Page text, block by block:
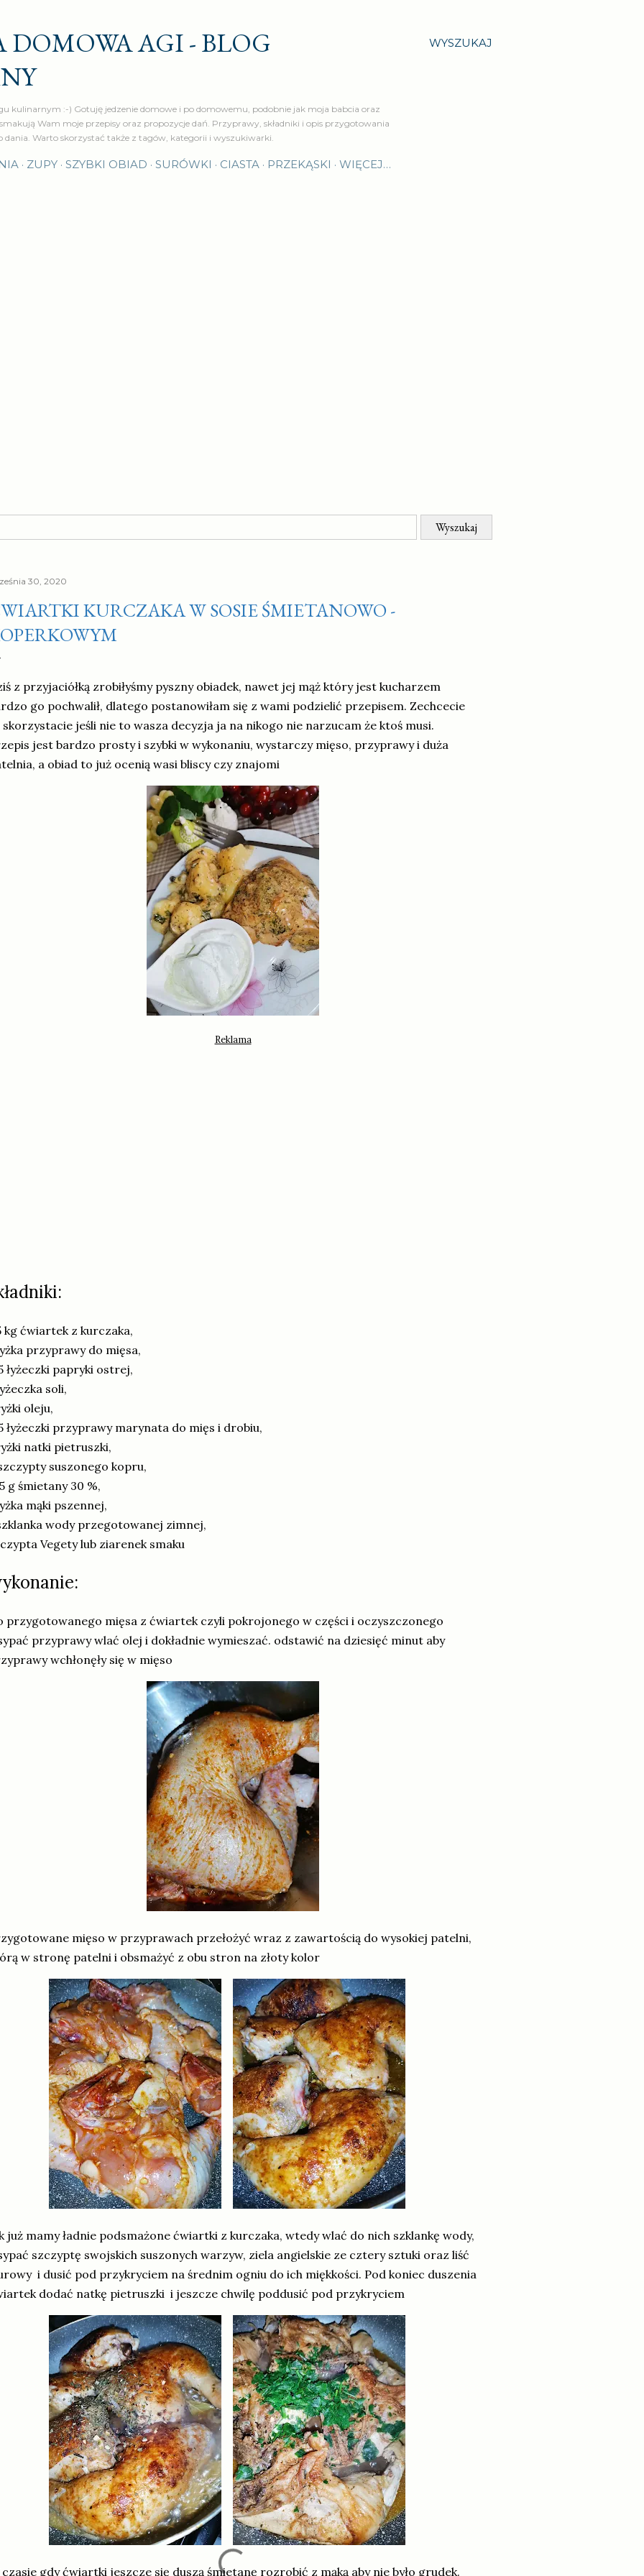
WYSZUKAJ
AGI - BLOG
kulinarnym :-) Gotuję jedzenie domowe i po domowemu, podobnie jak moja babcia oraz
Wam moje przepisy oraz propozycje dań. Przyprawy, składniki i opis przygotowania
dania. Warto skorzystać także z tagów, kategorii i wyszukiwarki.
ZUPY SZYBKI OBIAD SURÓWKI CIASTA PRZEKĄSKI WIĘCEJ…
30, 2020
KURCZAKA W SOSIE ŚMIETANOWO -
z przyjaciółką zrobiłyśmy pyszny obiadek, nawet jej mąż który jest kucharzem
go pochwalił, dlatego postanowiłam się z wami podzielić przepisem. Zechcecie
jeśli nie to wasza decyzja ja na nikogo nie narzucam że ktoś musi.
jest bardzo prosty i szybki w wykonaniu, wystarczy mięso, przyprawy i duża
a obiad to już ocenią wasi bliscy czy znajomi
kg ćwiartek z kurczaka,
przyprawy do mięsa,
łyżeczki papryki ostrej,
soli,
oleju,
łyżeczki przyprawy marynata do mięs i drobiu,
natki pietruszki,
suszonego kopru,
g śmietany 30 %,
mąki pszennej,
wody przegotowanej zimnej,
Vegety lub ziarenek smaku
przygotowanego mięsa z ćwiartek czyli pokrojonego w części i oczyszczonego
przyprawy wlać olej i dokładnie wymieszać. odstawić na dziesięć minut aby
wchłonęły się w mięso
mięso w przyprawach przełożyć wraz z zawartością do wysokiej patelni,
w stronę patelni i obsmażyć z obu stron na złoty kolor
już mamy ładnie podsmażone ćwiartki z kurczaka, wtedy wlać do nich szklankę wody,
szczyptę swojskich suszonych warzyw, ziela angielskie ze cztery sztuki oraz liść
i dusić pod przykryciem na średnim ogniu do ich miękkości. Pod koniec duszenia
dodać natkę pietruszki i jeszcze chwilę poddusić pod przykryciem
czasie gdy ćwiartki jeszcze się duszą śmietanę rozrobić z mąką aby nie było grudek.